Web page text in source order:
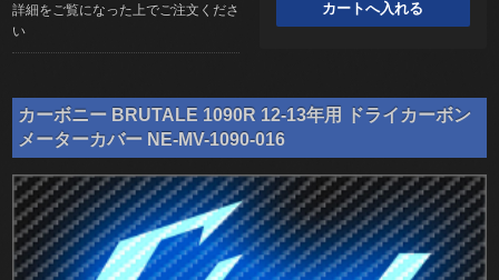
詳細をご覧になった上でご注文くださ
い
カーボニー BRUTALE 1090R 12-13年用 ドライカーボン
メーターカバー NE-MV-1090-016